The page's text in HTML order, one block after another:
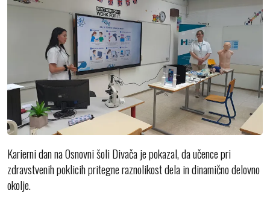
Karierni dan na Osnovni šoli Divača je pokazal, da učence pri
zdravstvenih poklicih pritegne raznolikost dela in dinamično delovno
okolje.